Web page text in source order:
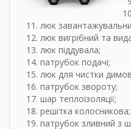
люк
люк вигрібний та
люк піддувала;
патрубок подачі;
люк для чистки
патрубок звороту;
шар теплоізоляції;
решітка колосникова;
патрубок зливний з